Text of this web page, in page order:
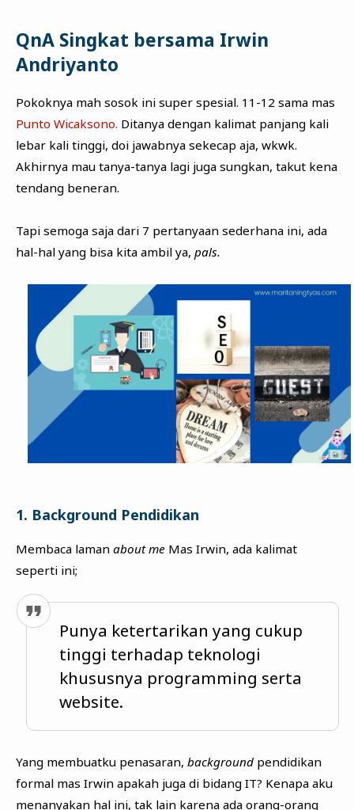
QnA Singkat bersama Irwin
Andriyanto
Pokoknya mah sosok ini super spesial. 11-12 sama mas
Punto Wicaksono. Ditanya dengan kalimat panjang kali
lebar kali tinggi, doi jawabnya sekecap aja, wkwk.
Akhirnya mau tanya-tanya lagi juga sungkan, takut kena
tendang beneran.
Tapi semoga saja dari 7 pertanyaan sederhana ini, ada
hal-hal yang bisa kita ambil ya, pals.
1. Background Pendidikan
Membaca laman about me Mas Irwin, ada kalimat
seperti ini;
Punya ketertarikan yang cukup
tinggi terhadap teknologi
khususnya programming serta
website.
Yang membuatku penasaran, background pendidikan
formal mas Irwin apakah juga di bidang IT? Kenapa aku
menanyakan hal ini, tak lain karena ada orang-orang